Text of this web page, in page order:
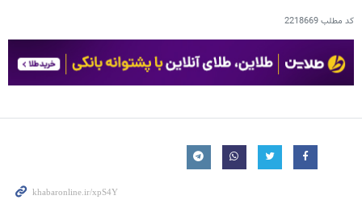
کد مطلب2218669